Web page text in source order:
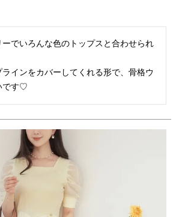
でいろんな色のトップスと合わせられ
インをカバーしてくれる形で、骨格ウ
です♡